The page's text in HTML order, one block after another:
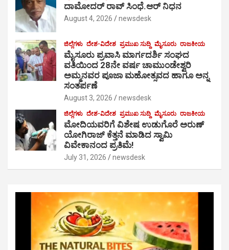
ದಾಮೋದರ್ ರಾವ್ ಸಿಂಧೆ.ಆರ್ ನಿಧನ
August 4, 2026 newsdesk
ಜಿಲ್ಲೆಗಳು ದೇಶ-ವಿದೇಶ ಪ್ರಮುಖ ಸುದ್ದಿ ಮೈಸೂರು ರಾಜಕೀಯ
ಮೈಸೂರು ಪ್ರವಾಸಿ ಮಾರ್ಗದರ್ಶಿ ಸಂಘದ
ವತಿಯಿಂದ 28ನೇ ವರ್ಷ ಚಾಮುಂಡೇಶ್ವರಿ
ಅಮ್ಮನವರ ಪೂಜಾ ಮಹೋತ್ಸವದ ಹಾಗೂ ಅನ್ನ
ಸಂತರ್ಪಣೆ
August 3, 2026 newsdesk
ಜಿಲ್ಲೆಗಳು ದೇಶ-ವಿದೇಶ ಪ್ರಮುಖ ಸುದ್ದಿ ಮೈಸೂರು ರಾಜಕೀಯ
ಮೋದಿಯವರಿಗೆ ವಿಶೇಷ ಉಡುಗೊರೆ ಅರುಣ್
ಯೋಗಿರಾಜ್ ಕೆತ್ತನೆ ಮಾಡಿದ ಸ್ವಾಮಿ
ವಿವೇಕಾನಂದ ಪ್ರತಿಮೆ!
July 31, 2026 newsdesk